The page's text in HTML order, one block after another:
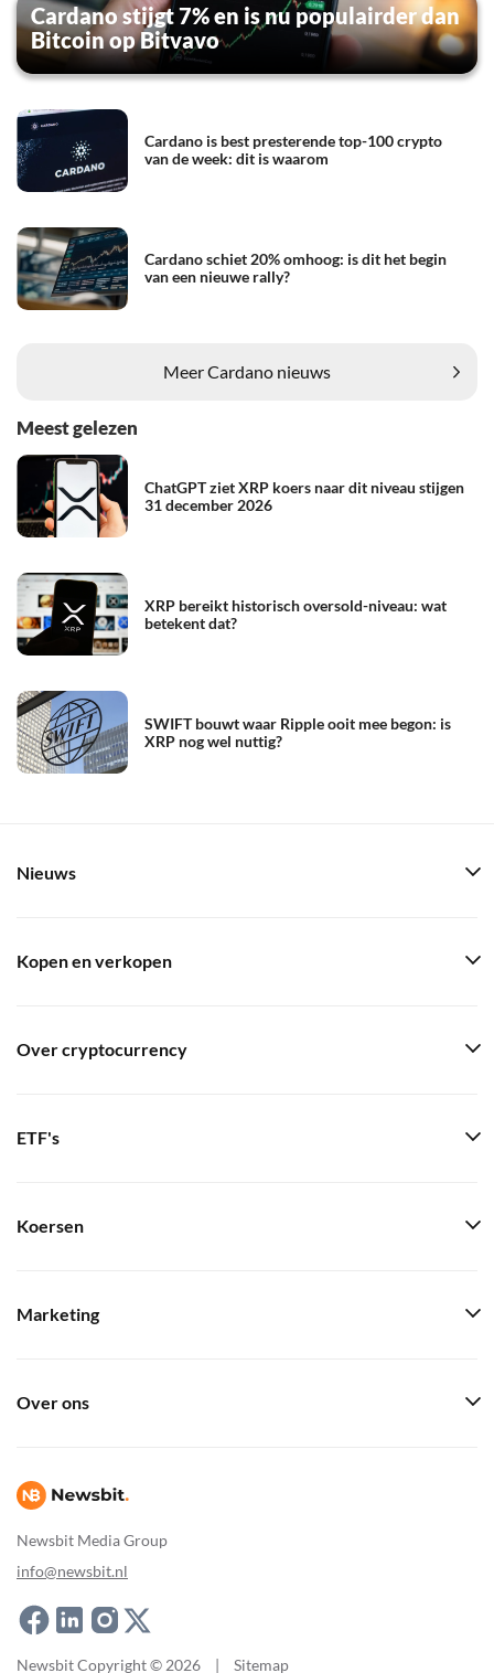
Cardano stijgt 7% en is nu populairder dan
Bitcoin op Bitvavo
Cardano is best presterende top-100 crypto
van de week: dit is waarom
Cardano schiet 20% omhoog: is dit het begin
van een nieuwe rally?
Meer Cardano nieuws
Meest gelezen
ChatGPT ziet XRP koers naar dit niveau stijgen
31 december 2026
XRP bereikt historisch oversold-niveau: wat
betekent dat?
SWIFT bouwt waar Ripple ooit mee begon: is
XRP nog wel nuttig?
Newsbit Media Group
info@newsbit.nl
Nieuws
Kopen en verkopen
Over cryptocurrency
ETF's
Koersen
Marketing
Over ons
Newsbit Copyright © 2026 | Sitemap